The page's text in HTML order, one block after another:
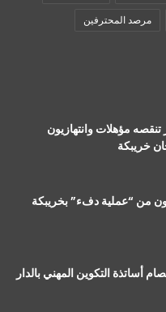
مرصد المحترفين
مؤهلات وانتهازيون
خريبكة
أساتذة التكوين المهني بالدار